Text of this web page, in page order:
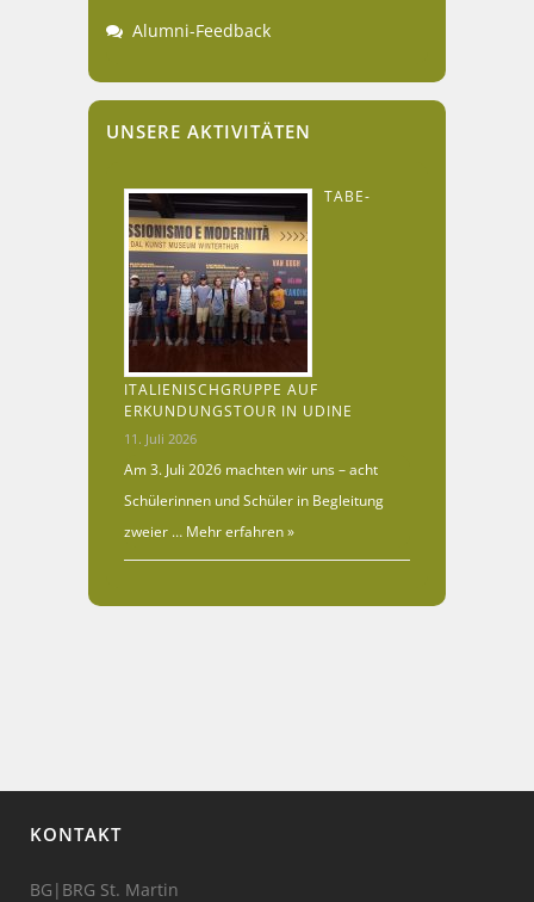
Alumni-Feedback
UNSERE AKTIVITÄTEN
TABE-
ITALIENISCHGRUPPE AUF
ERKUNDUNGSTOUR IN UDINE
11. Juli 2026
Am 3. Juli 2026 machten wir uns – acht
Schülerinnen und Schüler in Begleitung
zweier … Mehr erfahren »
KONTAKT
BG|BRG St. Martin